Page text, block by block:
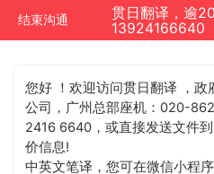
结束沟通
13924166640
您好 ！欢迎访问贯日翻译 ，政
公司，广州总部座机：020-
2416 6640，或直接发送文件
价信息!
中英文笔译，您可在微信小程